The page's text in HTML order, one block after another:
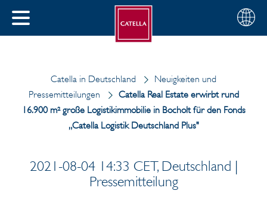
SCHLIESSEN
Wählen
Sie
Deutsch
Catella in Deutschland
Neuigkeiten und
Pressemitteilungen
Catella Real Estate erwirbt rund
16.900 m² große Logistikimmobilie in Bocholt für den Fonds
„Catella Logistik Deutschland Plus"
2021-08-04 14:33 CET, Deutschland |
Pressemitteilung